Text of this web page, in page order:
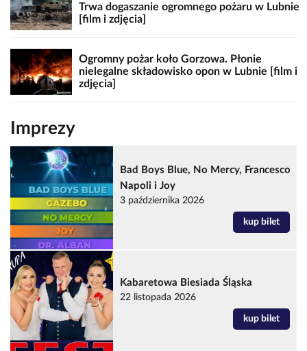
Trwa dogaszanie ogromnego pożaru w Lubnie
[film i zdjęcia]
Ogromny pożar koło Gorzowa. Płonie
nielegalne składowisko opon w Lubnie [film i
zdjęcia]
Imprezy
Bad Boys Blue, No Mercy, Francesco
Napoli i Joy
3 października 2026
kup bilet
Kabaretowa Biesiada Śląska
22 listopada 2026
kup bilet